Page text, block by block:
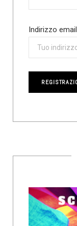
Indirizzo